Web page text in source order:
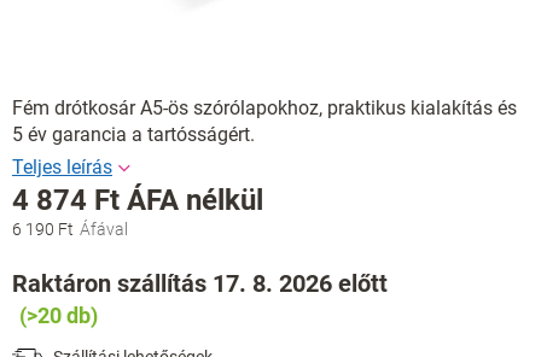
Fém drótkosár A5-ös szórólapokhoz, praktikus kialakítás és
5 év garancia a tartósságért.
6 190 Ft
4 874 Ft ÁFA nélkül
Egységár:
Raktáron szállítás 17. 8. 2026 előtt
(>20 db)